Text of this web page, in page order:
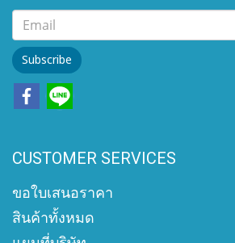
Subscribe
CUSTOMER SERVICES
ขอใบเสนอราคา
สินค้าทั้งหมด